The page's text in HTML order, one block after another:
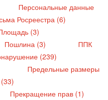
Персональные данные
Росреестра (6)
(3)
Пошлина (3)
ППК
(239)
Предельные размеры
Прекращение прав (1)